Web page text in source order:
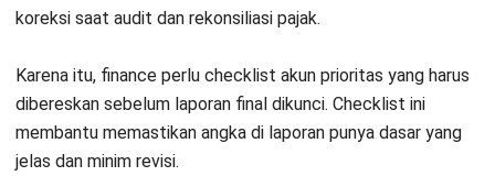
material dan rapikan audit trail sebelum periode dikunci. Bila
untuk memvalidasi proses tutup buku agar hasil akhirnya
konsisten.